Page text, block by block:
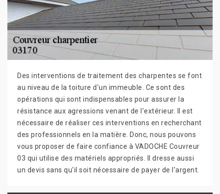
Des interventions de traitement des charpentes se font
au niveau de la toiture d'un immeuble. Ce sont des
opérations qui sont indispensables pour assurer la
résistance aux agressions venant de l'extérieur. Il est
nécessaire de réaliser ces interventions en recherchant
des professionnels en la matière. Donc, nous pouvons
vous proposer de faire confiance à VADOCHE Couvreur
03 qui utilise des matériels appropriés. Il dresse aussi
un devis sans qu'il soit nécessaire de payer de l'argent.